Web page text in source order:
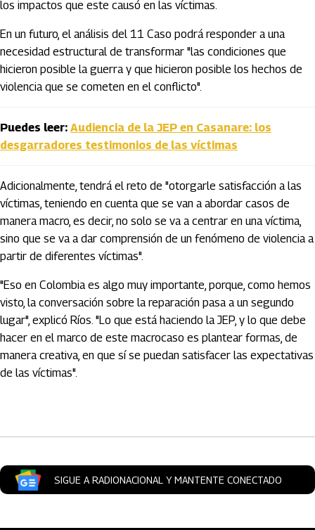
los impactos que este causó en las víctimas.
En un futuro, el análisis del 11 Caso podrá responder a una
necesidad estructural de transformar "las condiciones que
hicieron posible la guerra y que hicieron posible los hechos de
violencia que se cometen en el conflicto".
Puedes leer: Audiencia de la JEP en Casanare: los
desgarradores testimonios de las víctimas
Adicionalmente, tendrá el reto de "otorgarle satisfacción a las
víctimas, teniendo en cuenta que se van a abordar casos de
manera macro, es decir, no solo se va a centrar en una víctima,
sino que se va a dar comprensión de un fenómeno de violencia a
partir de diferentes víctimas".
"Eso en Colombia es algo muy importante, porque, como hemos
visto, la conversación sobre la reparación pasa a un segundo
lugar", explicó Ríos. "Lo que está haciendo la JEP, y lo que debe
hacer en el marco de este macrocaso es plantear formas, de
manera creativa, en que sí se puedan satisfacer las expectativas
de las víctimas".
SIGUE A RADIONACIONAL Y MANTENTE CONECTADO